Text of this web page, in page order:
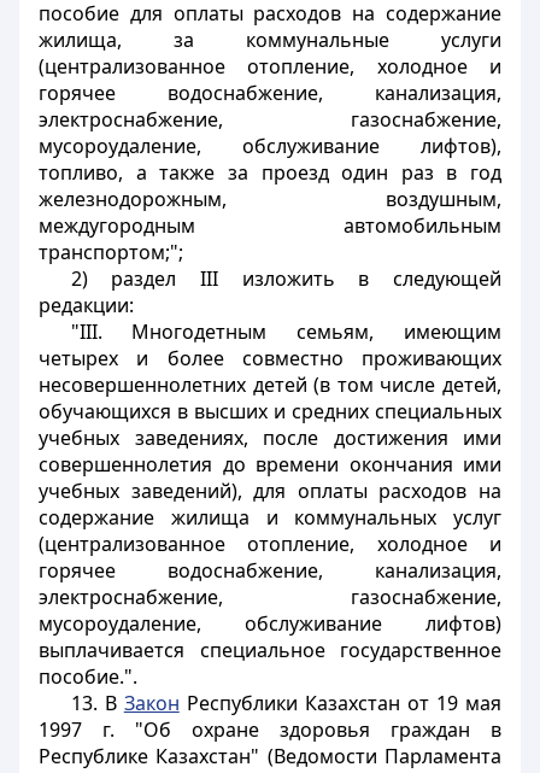
пособие для оплаты расходов на содержание
жилища, за коммунальные услуги
(централизованное отопление, холодное и
горячее водоснабжение, канализация,
электроснабжение, газоснабжение,
мусороудаление, обслуживание лифтов),
топливо, а также за проезд один раз в год
железнодорожным, воздушным,
междугородным автомобильным
транспортом;";
2) раздел III изложить в следующей
редакции:
"III. Многодетным семьям, имеющим
четырех и более совместно проживающих
несовершеннолетних детей (в том числе детей,
обучающихся в высших и средних специальных
учебных заведениях, после достижения ими
совершеннолетия до времени окончания ими
учебных заведений), для оплаты расходов на
содержание жилища и коммунальных услуг
(централизованное отопление, холодное и
горячее водоснабжение, канализация,
электроснабжение, газоснабжение,
мусороудаление, обслуживание лифтов)
выплачивается специальное государственное
пособие.".
13. В Закон Республики Казахстан от 19 мая
1997 г. "Об охране здоровья граждан в
Республике Казахстан" (Ведомости Парламента